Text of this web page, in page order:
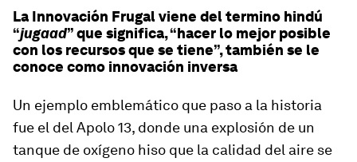
La Innovación Frugal viene del termino hindú
“jugaad” que significa, “hacer lo mejor posible
con los recursos que se tiene”, también se le
conoce como innovación inversa
Un ejemplo emblemático que paso a la historia
fue el del Apolo 13, donde una explosión de un
tanque de oxígeno hiso que la calidad del aire se